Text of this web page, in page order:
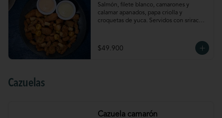
Salmón, filete blanco, camarones y
calamar apanados, papa criolla y
croquetas de yuca. Servidos con sriracha
$49.900
Cazuelas
Cazuela camarón